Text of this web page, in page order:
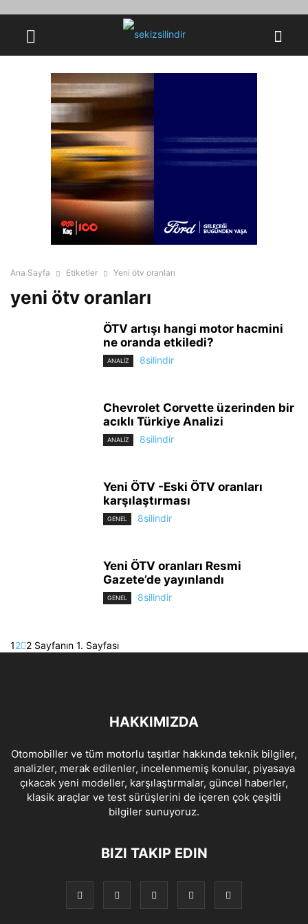
Ana Sayfa Etiketler Yeni ötv oranları
yeni ötv oranları
ÖTV artışı hangi motor hacmini
ne oranda etkiledi?
ANALİZ 8silindir
Chevrolet Corvette üzerinden bir
acıklı Türkiye Analizi
ANALİZ 8silindir
Yeni ÖTV -Eski ÖTV oranları
karşılaştırması
GENEL 8silindir
Yeni ÖTV oranları Resmi
Gazete’de yayınlandı
GENEL 8silindir
12 2 Sayfanın 1. Sayfası
HAKKIMIZDA
Otomobiller ve tüm motorlu taşıtlar hakkında teknik bilgiler,
analizler, merak edilenler, incelenmemiş konular, piyasaya
çıkacak yeni modeller, karşılaştırmalar, güncel haberler,
klasik araçlar ve test sürüşlerini de içeren çok çeşitli
bilgiler sunuyoruz.
BIZI TAKIP EDIN